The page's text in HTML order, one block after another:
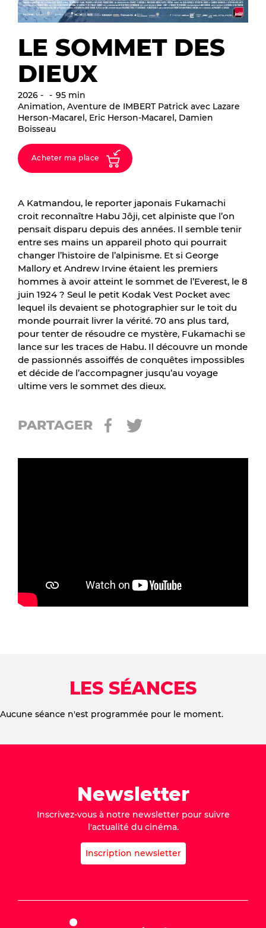
LE SOMMET DES
DIEUX
2026
95 min
Animation, Aventure de IMBERT Patrick avec Lazare
Herson-Macarel, Eric Herson-Macarel, Damien
Boisseau
Acheter ma place
A Katmandou, le reporter japonais Fukamachi
croit reconnaître Habu Jôji, cet alpiniste que l’on
pensait disparu depuis des années. Il semble tenir
entre ses mains un appareil photo qui pourrait
changer l’histoire de l’alpinisme. Et si George
Mallory et Andrew Irvine étaient les premiers
hommes à avoir atteint le sommet de l’Everest, le 8
juin 1924 ? Seul le petit Kodak Vest Pocket avec
lequel ils devaient se photographier sur le toit du
monde pourrait livrer la vérité. 70 ans plus tard,
pour tenter de résoudre ce mystère, Fukamachi se
lance sur les traces de Habu. Il découvre un monde
de passionnés assoiffés de conquêtes impossibles
et décide de l’accompagner jusqu’au voyage
ultime vers le sommet des dieux.
PARTAGER
LES SÉANCES
Aucune séance n'est programmée pour le moment.
Newsletter
Inscrivez-vous à notre newsletter pour suivre
l'actualité du cinéma.
Inscription newsletter